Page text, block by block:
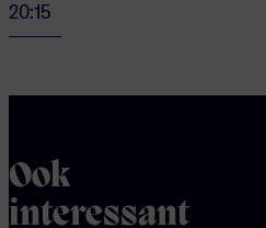
20:15
Ook
interessant